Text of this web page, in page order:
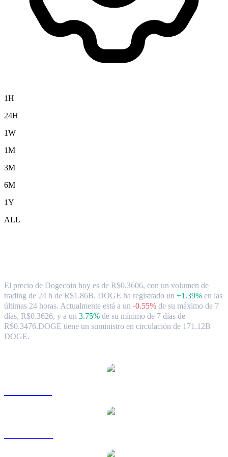
1H
24H
1W
1M
3M
6M
1Y
ALL
El precio de Dogecoin hoy es de R$0.3606, con un volumen de
trading de 24 h de R$1.86B. DOGE ha registrado un +1.39% en las
últimas 24 horas. Actualmente está a un -0.55% de su máximo de 7
días, R$0.3626, y a un 3.75% de su mínimo de 7 días de
R$0.3476.DOGE tiene un suministro en circulación de 171.12B
DOGE.